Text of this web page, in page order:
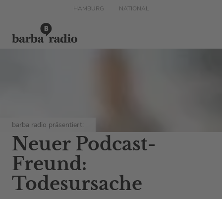
HAMBURG NATIONAL
barba radio präsentiert:
Neuer Podcast-
Freund:
Todesursache